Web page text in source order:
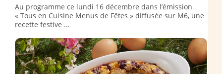
Au programme ce lundi 16 décembre dans l’émission
« Tous en Cuisine Menus de Fêtes » diffusée sur M6, une
recette festive ...